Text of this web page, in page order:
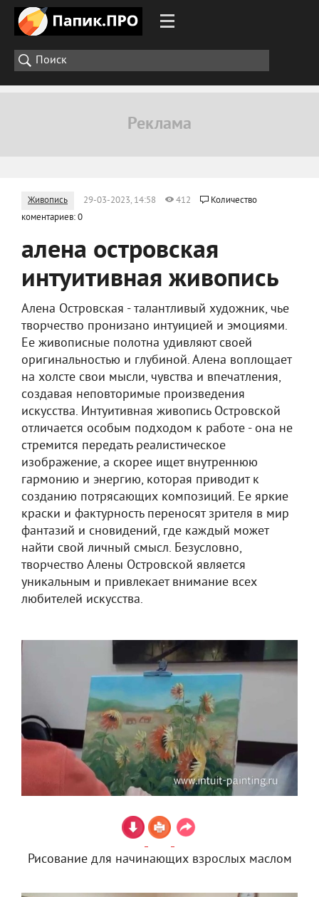
Живопись 29-03-2023, 14:58 412
Количество
коментариев: 0
алена островская
интуитивная живопись
Алена Островская - талантливый художник, чье
творчество пронизано интуицией и эмоциями.
Ее живописные полотна удивляют своей
оригинальностью и глубиной. Алена воплощает
на холсте свои мысли, чувства и впечатления,
создавая неповторимые произведения
искусства. Интуитивная живопись Островской
отличается особым подходом к работе - она не
стремится передать реалистическое
изображение, а скорее ищет внутреннюю
гармонию и энергию, которая приводит к
созданию потрясающих композиций. Ее яркие
краски и фактурность переносят зрителя в мир
фантазий и сновидений, где каждый может
найти свой личный смысл. Безусловно,
творчество Алены Островской является
уникальным и привлекает внимание всех
любителей искусства.
Рисование для начинающих взрослых маслом